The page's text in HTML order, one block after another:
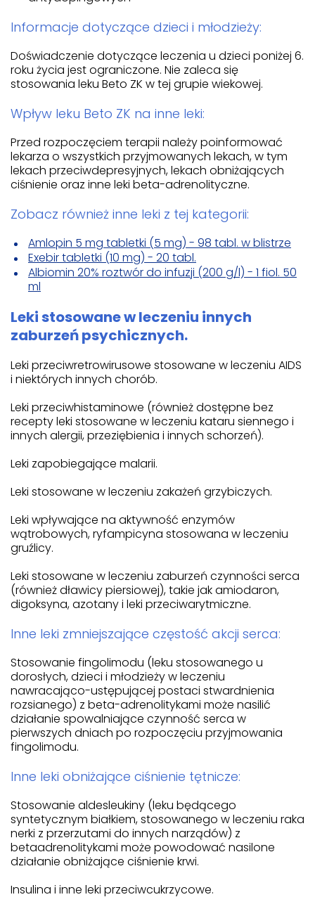
Informacje dotyczące dzieci i młodzieży:
Doświadczenie dotyczące leczenia u dzieci poniżej 6.
roku życia jest ograniczone. Nie zaleca się
stosowania leku Beto ZK w tej grupie wiekowej.
Wpływ leku Beto ZK na inne leki:
Przed rozpoczęciem terapii należy poinformować
lekarza o wszystkich przyjmowanych lekach, w tym
lekach przeciwdepresyjnych, lekach obniżających
ciśnienie oraz inne leki beta-adrenolityczne.
Zobacz również inne leki z tej kategorii:
Amlopin 5 mg tabletki (5 mg) - 98 tabl. w blistrze
Exebir tabletki (10 mg) - 20 tabl.
Albiomin 20% roztwór do infuzji (200 g/l) - 1 fiol. 50
ml
Leki stosowane w leczeniu innych
zaburzeń psychicznych.
Leki przeciwretrowirusowe stosowane w leczeniu AIDS
i niektórych innych chorób.
Leki przeciwhistaminowe (również dostępne bez
recepty leki stosowane w leczeniu kataru siennego i
innych alergii, przeziębienia i innych schorzeń).
Leki zapobiegające malarii.
Leki stosowane w leczeniu zakażeń grzybiczych.
Leki wpływające na aktywność enzymów
wątrobowych, ryfampicyna stosowana w leczeniu
gruźlicy.
Leki stosowane w leczeniu zaburzeń czynności serca
(również dławicy piersiowej), takie jak amiodaron,
digoksyna, azotany i leki przeciwarytmiczne.
Inne leki zmniejszające częstość akcji serca:
Stosowanie fingolimodu (leku stosowanego u
dorosłych, dzieci i młodzieży w leczeniu
nawracająco-ustępującej postaci stwardnienia
rozsianego) z beta-adrenolitykami może nasilić
działanie spowalniające czynność serca w
pierwszych dniach po rozpoczęciu przyjmowania
fingolimodu.
Inne leki obniżające ciśnienie tętnicze:
Stosowanie aldesleukiny (leku będącego
syntetycznym białkiem, stosowanego w leczeniu raka
nerki z przerzutami do innych narządów) z
betaadrenolitykami może powodować nasilone
działanie obniżające ciśnienie krwi.
Insulina i inne leki przeciwcukrzycowe.